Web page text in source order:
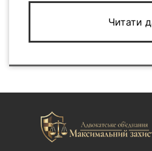
Читати